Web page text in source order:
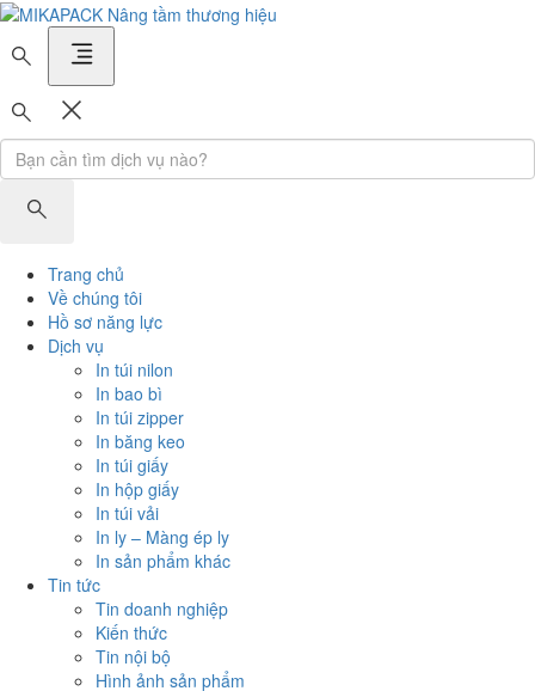
MIKAPACK Nâng tầm thương hiệu
Trang chủ
Về chúng tôi
Hồ sơ năng lực
Dịch vụ
In túi nilon
In bao bì
In túi zipper
In băng keo
In túi giấy
In hộp giấy
In túi vải
In ly – Màng ép ly
In sản phẩm khác
Tin tức
Tin doanh nghiệp
Kiến thức
Tin nội bộ
Hình ảnh sản phẩm